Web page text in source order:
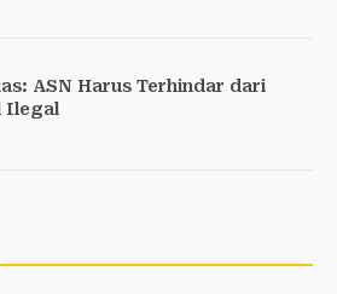
ASN Harus Terhindar dari
Ilegal